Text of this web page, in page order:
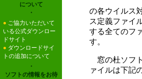
について
・
● ご協力いただいて
いる公式ダウンロー
ドサイト
● ダウンロードサイ
トの追加について
・
ソフトの情報をお待
の各ウイルス
ス定義ファイ
する全てのフ
す。
窓の杜ソフ
ァイルは下記